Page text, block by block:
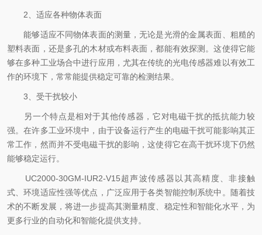
2、适应各种物体表面
能够适应不同物体表面的测量，无论是光滑的金属表面、粗糙的
塑料表面，还是多孔的木材或布料表面，都能有效探测。这使得它能
够在多种工业场合中进行应用，尤其在传统的光电传感器难以有效工
作的环境下，常常能提供稳定可靠的检测结果。
3、受干扰较小
另一个特点是相对于其他传感器，它对电磁干扰的抵抗能力较
强。在许多工业环境中，由于设备运行产生的电磁干扰可能影响其正
常工作，然而并不受电磁干扰的影响，这使得它在高干扰环境下仍然
能够稳定运行。
UC2000-30GM-IUR2-V15超声波传感器以其高精度、非接触
式、环境适应性强等优点，广泛应用于各类智能控制系统中。随着技
术的不断发展，将进一步提高其测量精度、稳定性和智能化水平，为
更多行业的自动化和智能化提供支持。